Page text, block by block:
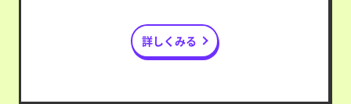
詳しくみる